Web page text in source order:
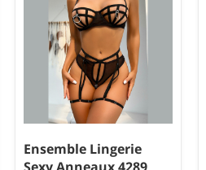
Ensemble Lingerie
Sexy Anneaux 4289